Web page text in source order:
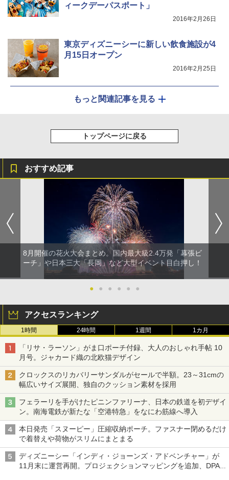
ィークデーパスポート」
2016年2月26日
東京ディズニーシーに新しい飲食施設が4
月15日オープン
2016年2月25日
もっと関連記事を見る
トップページに戻る
おすすめ記事
8月開催の花火大会まとめ。国内最大級2.4万発「幕張ビ
ーチ」や日本三大「長岡」など大型イベント目白押し！
● ● ● ● ● ●
アクセスランキング
1時間 24時間 1週間 1カ月
「リサ・ラーソン」がま口ポーチ付録、大人のおしゃれ手帖 10
月号。ジャカード織の北欧猫デザイン
クロックスのリカバリーサンダルがセールで半額。23～31cmの
幅広いサイズ展開、独自のクッション素材を採用
フェラーリを手がけたピニンファリーナ、日本の鉄道を初デザイ
ン。南海電鉄が新たな「空港特急」をなにわ筋線へ導入
本日発売「スヌーピー」圧縮収納ポーチ。ファスナー閉めるだけ
で着替えや荷物がスリムにまとまる
ディズニーシー「インディ・ジョーンズ・アドベンチャー」が
11月末に運営再開。プロジェクションマッピングを追加、DPA